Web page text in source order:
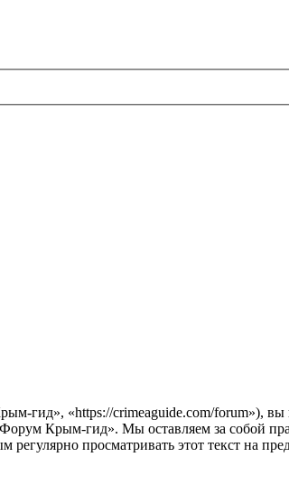
«https://crimeaguide.com/forum»), вы
Крым-гид». Мы оставляем за собой
просматривать этот текст на